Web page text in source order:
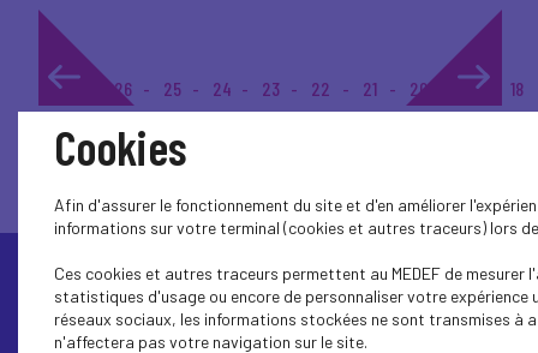
1... 26 25 24 23 22 21 20 18
Cookies
Afin d'assurer le fonctionnement du site et d'en améliorer
informations sur votre terminal (cookies et autres traceurs) lors
Ces cookies et autres traceurs permettent au MEDEF de mesurer
statistiques d'usage ou encore de personnaliser votre
réseaux sociaux, les informations stockées ne sont transmises à
n'affectera pas votre navigation sur le site.